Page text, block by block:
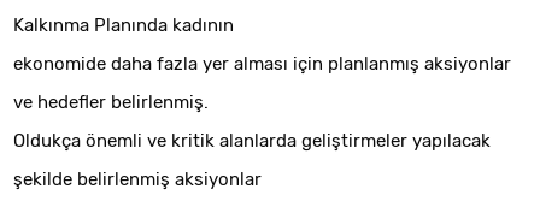
Kalkınma Planında kadının
ekonomide daha fazla yer alması için planlanmış aksiyonlar
ve hedefler belirlenmiş.
Oldukça önemli ve kritik alanlarda geliştirmeler yapılacak
şekilde belirlenmiş aksiyonlar